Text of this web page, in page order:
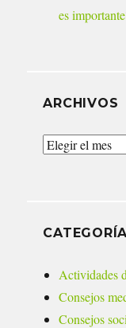
es
ARCHIVOS
Archivos
Actividades
Consejos
Consejos